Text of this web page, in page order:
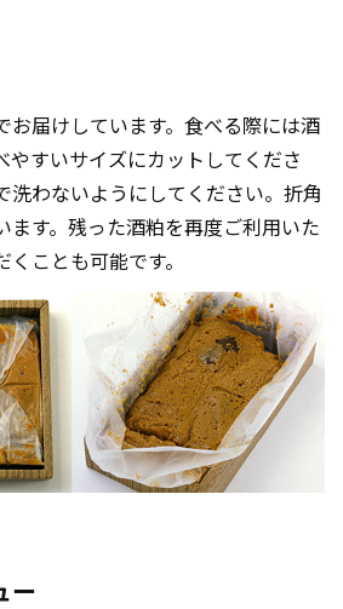
お届けしています。食べる際には酒
やすいサイズにカットしてくださ
洗わないようにしてください。折角
ます。残った酒粕を再度ご利用いた
ことも可能です。
ー